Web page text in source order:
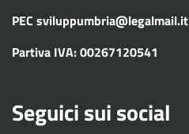
PEC sviluppumbria@legalmail.it
Partiva IVA: 00267120541
Seguici sui social